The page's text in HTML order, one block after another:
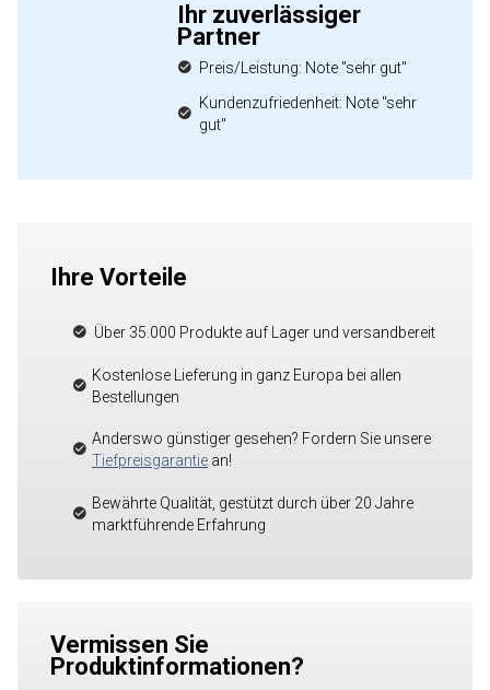
Ihr zuverlässiger
Partner
Preis/Leistung: Note "sehr gut"
Kundenzufriedenheit: Note "sehr
gut"
Ihre Vorteile
Über 35.000 Produkte auf Lager und versandbereit
Kostenlose Lieferung in ganz Europa bei allen
Bestellungen
Anderswo günstiger gesehen? Fordern Sie unsere
Tiefpreisgarantie an!
Bewährte Qualität, gestützt durch über 20 Jahre
marktführende Erfahrung
Vermissen Sie
Produktinformationen?